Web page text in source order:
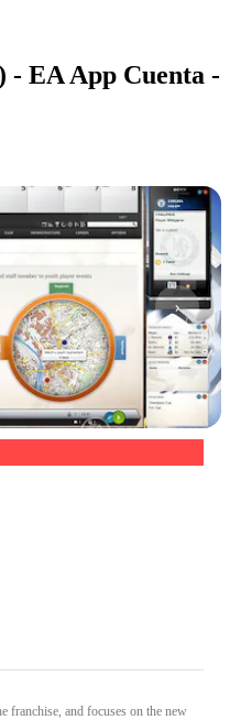
- EA App Cuenta -
and focuses on the new